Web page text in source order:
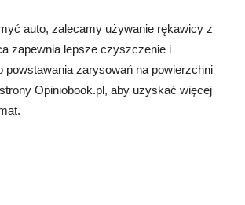
auto, zalecamy używanie rękawicy z
zapewnia lepsze czyszczenie i
powstawania zarysowań na powierzchni
Opiniobook.pl, aby uzyskać więcej